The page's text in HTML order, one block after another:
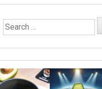
Search
for: